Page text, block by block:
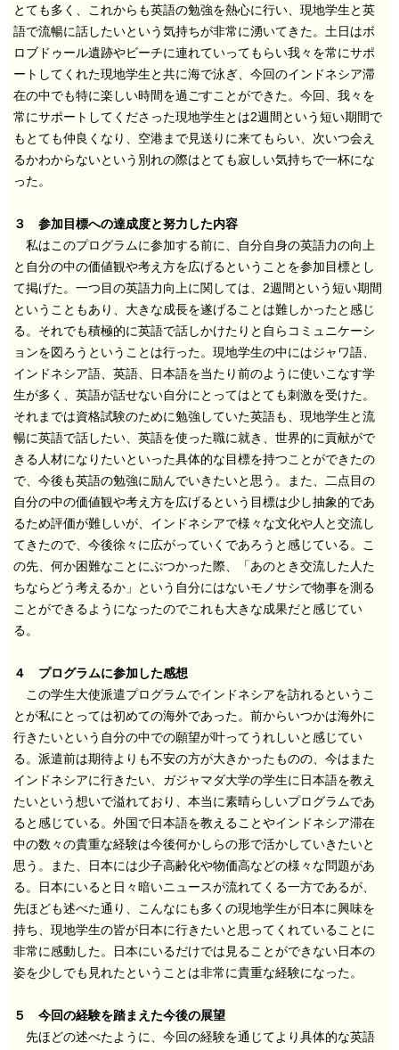
とても多く、これからも英語の勉強を熱心に行い、現地学生と英
語で流暢に話したいという気持ちが非常に湧いてきた。土日はボ
ロブドゥール遺跡やビーチに連れていってもらい我々を常にサポ
ートしてくれた現地学生と共に海で泳ぎ、今回のインドネシア滞
在の中でも特に楽しい時間を過ごすことができた。今回、我々を
常にサポートしてくださった現地学生とは2週間という短い期間で
もとても仲良くなり、空港まで見送りに来てもらい、次いつ会え
るかわからないという別れの際はとても寂しい気持ちで一杯にな
った。
３ 参加目標への達成度と努力した内容
私はこのプログラムに参加する前に、自分自身の英語力の向上
と自分の中の価値観や考え方を広げるということを参加目標とし
て掲げた。一つ目の英語力向上に関しては、2週間という短い期間
ということもあり、大きな成長を遂げることは難しかったと感じ
る。それでも積極的に英語で話しかけたりと自らコミュニケーシ
ョンを図ろうということは行った。現地学生の中にはジャワ語、
インドネシア語、英語、日本語を当たり前のように使いこなす学
生が多く、英語が話せない自分にとってはとても刺激を受けた。
それまでは資格試験のために勉強していた英語も、現地学生と流
暢に英語で話したい、英語を使った職に就き、世界的に貢献がで
きる人材になりたいといった具体的な目標を持つことができたの
で、今後も英語の勉強に励んでいきたいと思う。また、二点目の
自分の中の価値観や考え方を広げるという目標は少し抽象的であ
るため評価が難しいが、インドネシアで様々な文化や人と交流し
てきたので、今後徐々に広がっていくであろうと感じている。こ
の先、何か困難なことにぶつかった際、「あのとき交流した人た
ちならどう考えるか」という自分にはないモノサシで物事を測る
ことができるようになったのでこれも大きな成果だと感じてい
る。
４ プログラムに参加した感想
この学生大使派遣プログラムでインドネシアを訪れるというこ
とが私にとっては初めての海外であった。前からいつかは海外に
行きたいという自分の中での願望が叶ってうれしいと感じてい
る。派遣前は期待よりも不安の方が大きかったものの、今はまた
インドネシアに行きたい、ガジャマダ大学の学生に日本語を教え
たいという想いで溢れており、本当に素晴らしいプログラムであ
ると感じている。外国で日本語を教えることやインドネシア滞在
中の数々の貴重な経験は今後何かしらの形で活かしていきたいと
思う。また、日本には少子高齢化や物価高などの様々な問題があ
る。日本にいると日々暗いニュースが流れてくる一方であるが、
先ほども述べた通り、こんなにも多くの現地学生が日本に興味を
持ち、現地学生の皆が日本に行きたいと思ってくれていることに
非常に感動した。日本にいるだけでは見ることができない日本の
姿を少しでも見れたということは非常に貴重な経験になった。
５ 今回の経験を踏まえた今後の展望
先ほどの述べたように、今回の経験を通じてより具体的な英語